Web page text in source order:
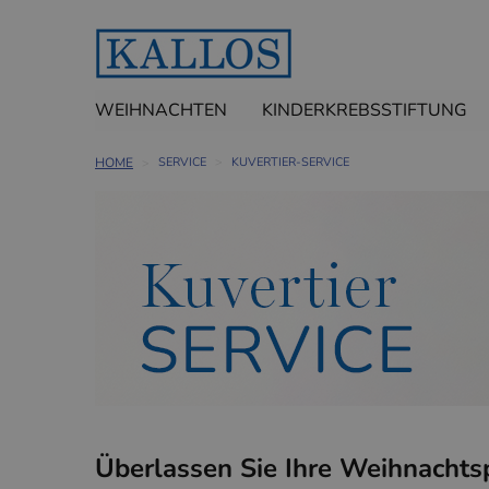
WEIHNACHTEN
KINDERKREBSSTIFTUNG
HOME SERVICE KUVERTIER-SERVICE
Überlassen Sie Ihre